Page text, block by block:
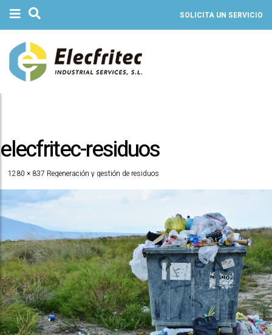
SOLICITA UN SERVICIO
elecfritec-residuos
1280 × 837 Regeneración y gestión de residuos